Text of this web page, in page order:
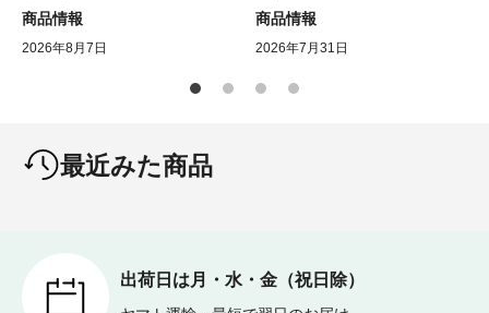
商品情報
2026年8月7日
商品情報
2026年7月31日
最近みた商品
出荷日は月・水・金（祝日除）